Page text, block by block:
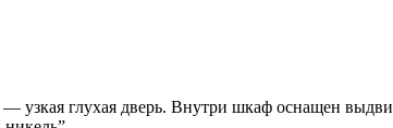
глухая дверь. Внутри шкаф оснащен